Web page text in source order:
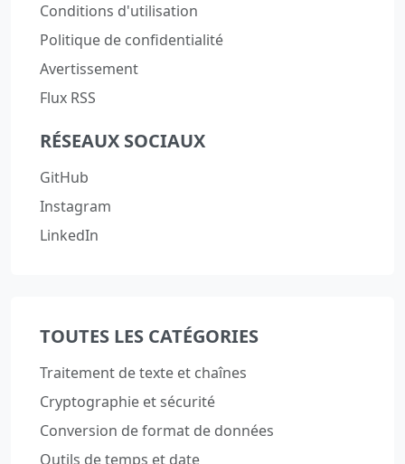
Conditions d'utilisation
Politique de confidentialité
Avertissement
Flux RSS
RÉSEAUX SOCIAUX
GitHub
Instagram
LinkedIn
TOUTES LES CATÉGORIES
Traitement de texte et chaînes
Cryptographie et sécurité
Conversion de format de données
Outils de temps et date